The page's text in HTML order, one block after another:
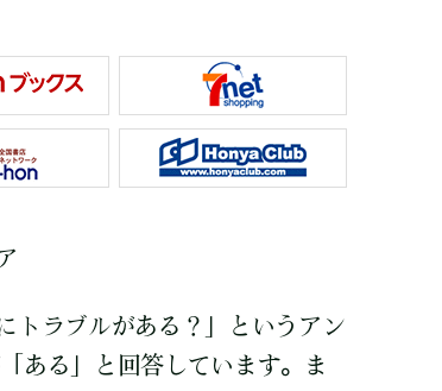
トラブルがある？」というアン
ある」と回答しています。ま